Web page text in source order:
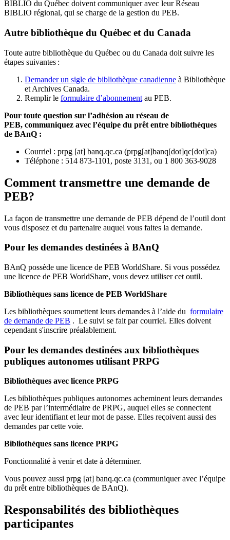
BIBLIO du Québec doivent communiquer avec leur Réseau
BIBLIO régional, qui se charge de la gestion du PEB.
Autre bibliothèque du Québec et du Canada
Toute autre bibliothèque du Québec ou du Canada doit suivre les
étapes suivantes :
Demander un sigle de bibliothèque canadienne à Bibliothèque
et Archives Canada.
Remplir le formulaire d’abonnement au PEB.
Pour toute question sur l’adhésion au réseau de
PEB, communiquez avec l’équipe du prêt entre bibliothèques
de BAnQ :
Courriel : prpg [at] banq.qc.ca (prpg[at]banq[dot]qc[dot]ca)
Téléphone : 514 873-1101, poste 3131, ou 1 800 363-9028
Comment transmettre une demande de
PEB?
La façon de transmettre une demande de PEB dépend de l’outil dont
vous disposez et du partenaire auquel vous faites la demande.
Pour les demandes destinées à BAnQ
BAnQ possède une licence de PEB WorldShare. Si vous possédez
une licence de PEB WorldShare, vous devez utiliser cet outil.
Bibliothèques sans licence de PEB WorldShare
Les bibliothèques soumettent leurs demandes à l’aide du formulaire
de demande de PEB . Le suivi se fait par courriel. Elles doivent
cependant s'inscrire préalablement.
Pour les demandes destinées aux bibliothèques
publiques autonomes utilisant PRPG
Bibliothèques avec licence PRPG
Les bibliothèques publiques autonomes acheminent leurs demandes
de PEB par l’intermédiaire de PRPG, auquel elles se connectent
avec leur identifiant et leur mot de passe. Elles reçoivent aussi des
demandes par cette voie.
Bibliothèques sans licence PRPG
Fonctionnalité à venir et date à déterminer.
Vous pouvez aussi prpg [at] banq.qc.ca (communiquer avec l’équipe
du prêt entre bibliothèques de BAnQ).
Responsabilités des bibliothèques
participantes